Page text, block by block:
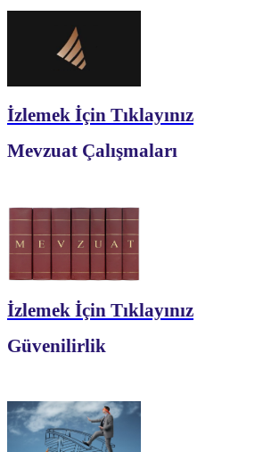
İzlemek İçin Tıklayınız
Mevzuat Çalışmaları
İzlemek İçin Tıklayınız
Güvenilirlik